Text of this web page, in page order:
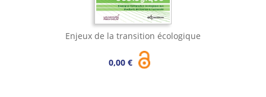
Enjeux de la transition écologique
0,00 €